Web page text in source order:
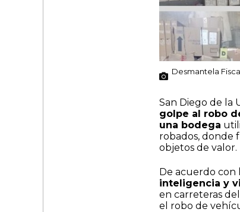
Desmantela
San Diego de la
golpe al robo
una bodega
robados, donde
objetos de valor.
De acuerdo con
inteligencia y
en carreteras
el robo de